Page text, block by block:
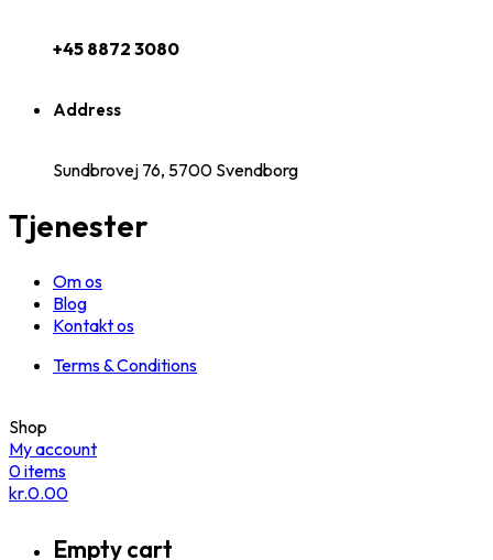
+45 8872 3080
Address
Sundbrovej 76, 5700 Svendborg
Tjenester
Om os
Blog
Kontakt os
Terms & Conditions
Shop
My account
0items
kr.0.00
Empty cart